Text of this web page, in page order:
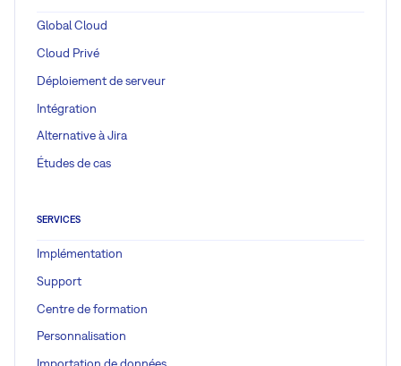
Global Cloud
Cloud Privé
Déploiement de serveur
Intégration
Alternative à Jira
Études de cas
SERVICES
Implémentation
Support
Centre de formation
Personnalisation